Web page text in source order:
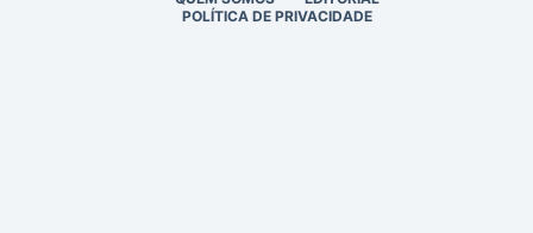
POLÍTICA DE PRIVACIDADE